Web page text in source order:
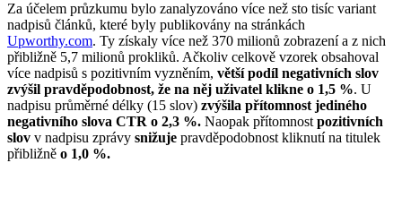
Za účelem průzkumu bylo zanalyzováno více než sto tisíc variant
nadpisů článků, které byly publikovány na stránkách
Upworthy.com. Ty získaly více než 370 milionů zobrazení a z nich
přibližně 5,7 milionů prokliků. Ačkoliv celkově vzorek obsahoval
více nadpisů s pozitivním vyzněním, větší podíl negativních slov
zvýšil pravděpodobnost, že na něj uživatel klikne o 1,5 %. U
nadpisu průměrné délky (15 slov) zvýšila přítomnost jediného
negativního slova CTR o 2,3 %. Naopak přítomnostpozitivních
slov v nadpisu zprávy snižuje pravděpodobnost kliknutí na titulek
přibližně o 1,0 %.